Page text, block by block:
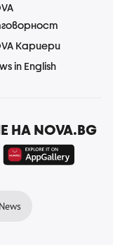
Кариери
in English
NOVA.BG